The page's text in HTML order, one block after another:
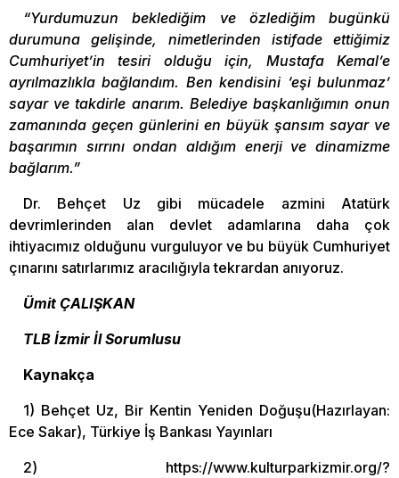
“Yurdumuzun beklediğim ve özlediğim bugünkü
durumuna gelişinde, nimetlerinden istifade ettiğimiz
Cumhuriyet’in tesiri olduğu için, Mustafa Kemal’e
ayrılmazlıkla bağlandım. Ben kendisini ‘eşi bulunmaz’
sayar ve takdirle anarım. Belediye başkanlığımın onun
zamanında geçen günlerini en büyük şansım sayar ve
başarımın sırrını ondan aldığım enerji ve dinamizme
bağlarım.”
Dr. Behçet Uz gibi mücadele azmini Atatürk
devrimlerinden alan devlet adamlarına daha çok
ihtiyacımız olduğunu vurguluyor ve bu büyük Cumhuriyet
çınarını satırlarımız aracılığıyla tekrardan anıyoruz.
Ümit ÇALIŞKAN
TLB İzmir İl Sorumlusu
Kaynakça
1) Behçet Uz, Bir Kentin Yeniden Doğuşu(Hazırlayan:
Ece Sakar), Türkiye İş Bankası Yayınları
2) https://www.kulturparkizmir.org/?